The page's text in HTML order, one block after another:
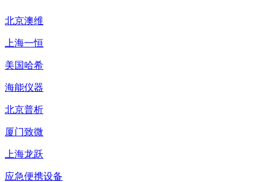
北京澳维
上海一恒
美国哈希
海能仪器
北京普析
厦门致微
上海龙跃
应急便携设备